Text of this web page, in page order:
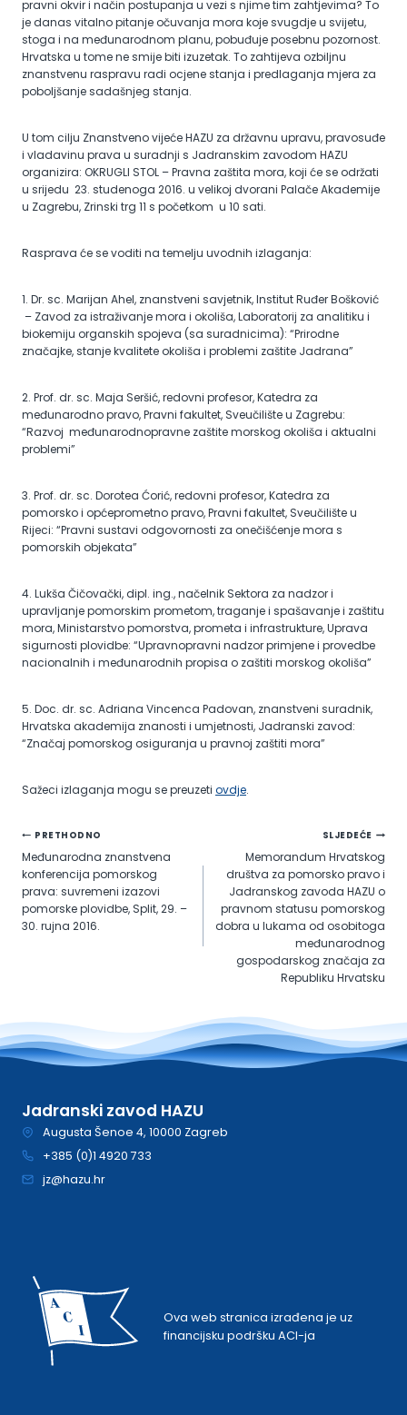
pravni okvir i način postupanja u vezi s njime tim zahtjevima? To
je danas vitalno pitanje očuvanja mora koje svugdje u svijetu,
stoga i na međunarodnom planu, pobuđuje posebnu pozornost.
Hrvatska u tome ne smije biti izuzetak. To zahtijeva ozbiljnu
znanstvenu raspravu radi ocjene stanja i predlaganja mjera za
poboljšanje sadašnjeg stanja.
U tom cilju Znanstveno vijeće HAZU za državnu upravu, pravosuđe
i vladavinu prava u suradnji s Jadranskim zavodom HAZU
organizira: OKRUGLI STOL – Pravna zaštita mora, koji će se održati
u srijedu 23. studenoga 2016. u velikoj dvorani Palače Akademije
u Zagrebu, Zrinski trg 11 s početkom u 10 sati.
Rasprava će se voditi na temelju uvodnih izlaganja:
1. Dr. sc. Marijan Ahel, znanstveni savjetnik, Institut Ruđer Bošković
– Zavod za istraživanje mora i okoliša, Laboratorij za analitiku i
biokemiju organskih spojeva (sa suradnicima): “Prirodne
značajke, stanje kvalitete okoliša i problemi zaštite Jadrana”
2. Prof. dr. sc. Maja Seršić, redovni profesor, Katedra za
međunarodno pravo, Pravni fakultet, Sveučilište u Zagrebu:
“Razvoj međunarodnopravne zaštite morskog okoliša i aktualni
problemi”
3. Prof. dr. sc. Dorotea Ćorić, redovni profesor, Katedra za
pomorsko i općeprometno pravo, Pravni fakultet, Sveučilište u
Rijeci: “Pravni sustavi odgovornosti za onečišćenje mora s
pomorskih objekata”
4. Lukša Čičovački, dipl. ing., načelnik Sektora za nadzor i
upravljanje pomorskim prometom, traganje i spašavanje i zaštitu
mora, Ministarstvo pomorstva, prometa i infrastrukture, Uprava
sigurnosti plovidbe: “Upravnopravni nadzor primjene i provedbe
nacionalnih i međunarodnih propisa o zaštiti morskog okoliša”
5. Doc. dr. sc. Adriana Vincenca Padovan, znanstveni suradnik,
Hrvatska akademija znanosti i umjetnosti, Jadranski zavod:
“Značaj pomorskog osiguranja u pravnoj zaštiti mora”
Sažeci izlaganja mogu se preuzeti ovdje.
Navigacija
objava
PRETHODNO
Međunarodna znanstvena
konferencija pomorskog
prava: suvremeni izazovi
pomorske plovidbe, Split, 29. –
30. rujna 2016.
SLJEDEĆE
Memorandum Hrvatskog
društva za pomorsko pravo i
Jadranskog zavoda HAZU o
pravnom statusu pomorskog
dobra u lukama od osobitoga
međunarodnog
gospodarskog značaja za
Republiku Hrvatsku
Jadranski zavod HAZU
Augusta Šenoe 4, 10000 Zagreb
+385 (0)1 4920 733
jz@hazu.hr
Ova web stranica izrađena je uz
financijsku podršku ACI-ja